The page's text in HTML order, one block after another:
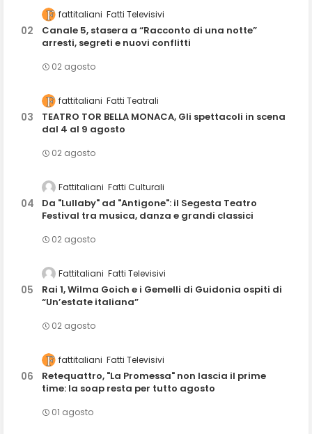
fattitaliani Fatti Televisivi
Canale 5, stasera a “Racconto di una notte”
arresti, segreti e nuovi conflitti
02 agosto
fattitaliani Fatti Teatrali
TEATRO TOR BELLA MONACA, Gli spettacoli in scena
dal 4 al 9 agosto
02 agosto
Fattitaliani Fatti Culturali
Da "Lullaby" ad "Antigone": il Segesta Teatro
Festival tra musica, danza e grandi classici
02 agosto
Fattitaliani Fatti Televisivi
Rai 1, Wilma Goich e i Gemelli di Guidonia ospiti di
“Un’estate italiana”
02 agosto
fattitaliani Fatti Televisivi
Retequattro, "La Promessa" non lascia il prime
time: la soap resta per tutto agosto
01 agosto